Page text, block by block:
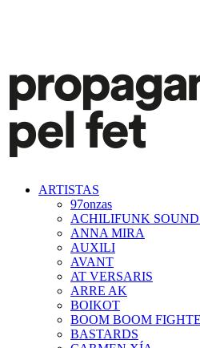
ARTISTAS
97onzas
ACHILIFUNK
ANNA MIRA
AUXILI
AVANT
AT VERSARIS
ARRE AK
BOIKOT
BOOM BOOM
BASTARDS